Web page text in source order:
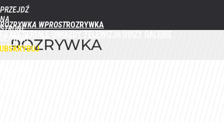
PRZEJDŹ
NA
STRONĘ
GŁÓWNĄ
WPROST.PL
ROZRYWKA WPROST
ROZRYWKA